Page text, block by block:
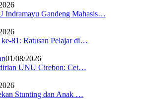
Indramayu Gandeng Mahasis…
81: Ratusan Pelajar di…
01/08/2026
UNU Cirebon: Cet…
Stunting dan Anak …